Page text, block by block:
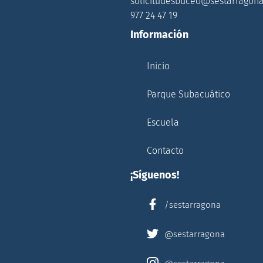
977 24 47 19
Información
Inicio
Parque Subacuático
Escuela
Contacto
¡Síguenos!
/sestarragona
@sestarragona